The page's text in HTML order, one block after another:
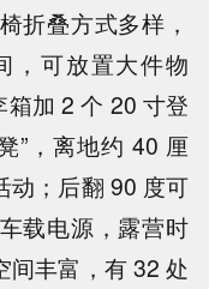
折叠方式多样，
，可放置大件物
加 2 个 20 寸登
”，离地约 40 厘
动；后翻 90 度可
载电源，露营时
间丰富，有 32 处